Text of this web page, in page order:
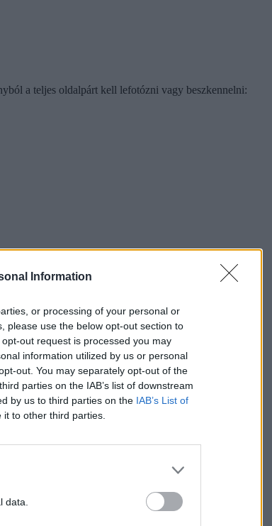
Information
or processing of your personal or
please use the below opt-out section to
out request is processed you may
information utilized by us or personal
out. You may separately opt-out of the
parties on the IAB’s list of downstream
by us to third parties on the IAB’s List of
to other third parties.
data.
a teljes oldalpárt kell lefotózni vagy beszkennelni:
is rögzítsék a jelentkezők.